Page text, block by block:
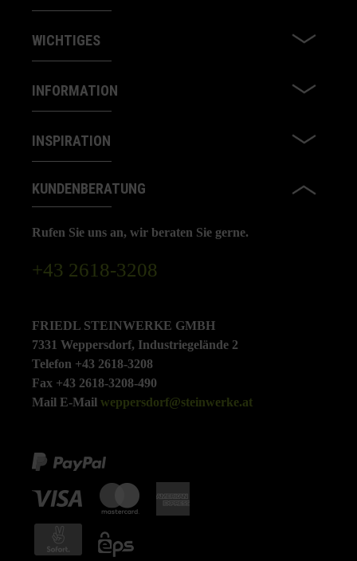
WICHTIGES
INFORMATION
INSPIRATION
KUNDENBERATUNG
Rufen Sie uns an, wir beraten Sie gerne.
+43 2618-3208
FRIEDL STEINWERKE GMBH
7331 Weppersdorf, Industriegelände 2
Telefon +43 2618-3208
Fax +43 2618-3208-490
Mail E-Mail weppersdorf@steinwerke.at